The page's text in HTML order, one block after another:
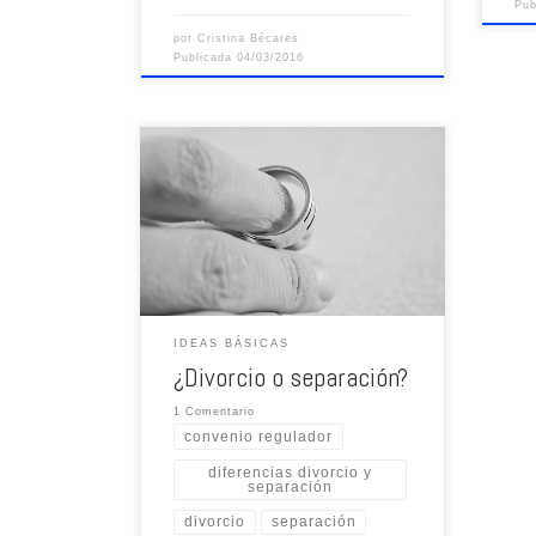
porCristina Bécares
Publicada04/03/2016
IDEAS BÁSICAS
¿Divorcio o separación?
1 Comentario
convenio regulador
diferencias divorcio y
separación
divorcio separación